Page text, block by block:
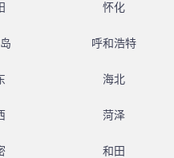
怀化
呼和浩特
海北
菏泽
和田